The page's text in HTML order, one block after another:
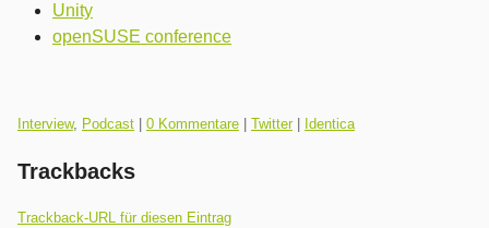
Unity
openSUSE conference
Kategorien:
Interview, Podcast 0 Kommentare Twitter| Identica
Trackbacks
Trackback-URL für diesen Eintrag